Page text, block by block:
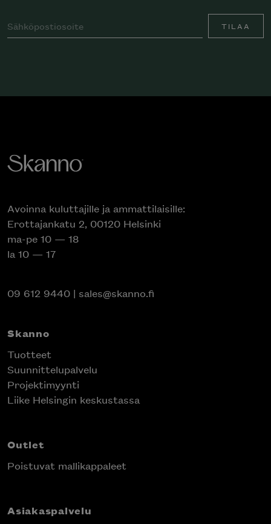
TILAA
Avoinna kuluttajille ja ammattilaisille:
Erottajankatu 2, 00120 Helsinki
ma-pe 10 — 18
la 10 — 17
09 612 9440 | sales@skanno.fi
Skanno
Tuotteet
Suunnittelupalvelu
Projektimyynti
Liike Helsingin keskustassa
Outlet
Poistuvat mallikappaleet
Asiakaspalvelu